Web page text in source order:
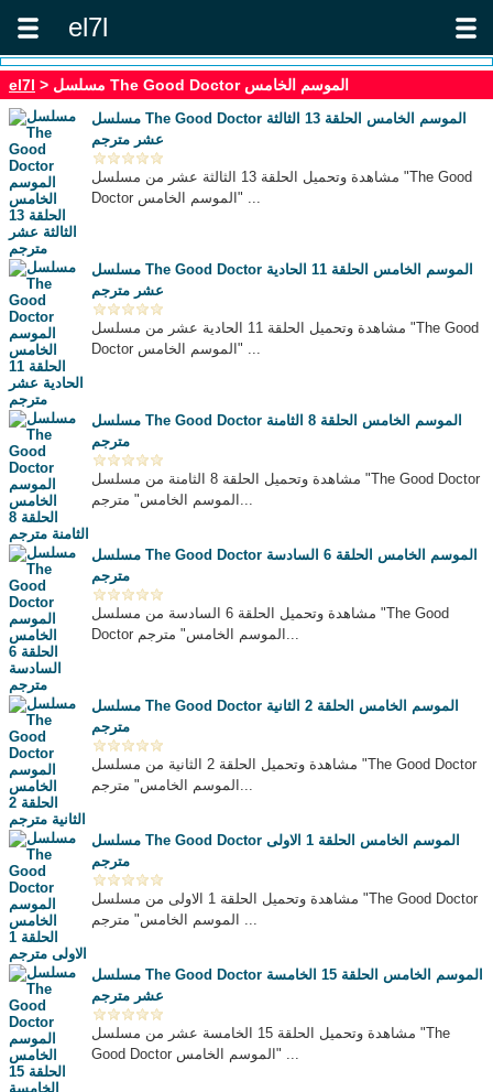
el7l
el7l > مسلسل The Good Doctor الموسم الخامس
مسلسل The Good Doctor الموسم الخامس الحلقة 13 الثالثة
عشر مترجم
مشاهدة وتحميل الحلقة 13 الثالثة عشر من مسلسل "The Good
Doctor الموسم الخامس" ...
مسلسل The Good Doctor الموسم الخامس الحلقة 11 الحادية
عشر مترجم
مشاهدة وتحميل الحلقة 11 الحادية عشر من مسلسل "The Good
Doctor الموسم الخامس" ...
مسلسل The Good Doctor الموسم الخامس الحلقة 8 الثامنة
مترجم
مشاهدة وتحميل الحلقة 8 الثامنة من مسلسل "The Good Doctor
الموسم الخامس" مترجم...
مسلسل The Good Doctor الموسم الخامس الحلقة 6 السادسة
مترجم
مشاهدة وتحميل الحلقة 6 السادسة من مسلسل "The Good
Doctor الموسم الخامس" مترجم...
مسلسل The Good Doctor الموسم الخامس الحلقة 2 الثانية
مترجم
مشاهدة وتحميل الحلقة 2 الثانية من مسلسل "The Good Doctor
الموسم الخامس" مترجم...
مسلسل The Good Doctor الموسم الخامس الحلقة 1 الاولى
مترجم
مشاهدة وتحميل الحلقة 1 الاولى من مسلسل "The Good Doctor
الموسم الخامس" مترجم ...
مسلسل The Good Doctor الموسم الخامس الحلقة 15 الخامسة
عشر مترجم
مشاهدة وتحميل الحلقة 15 الخامسة عشر من مسلسل "The
Good Doctor الموسم الخامس" ...